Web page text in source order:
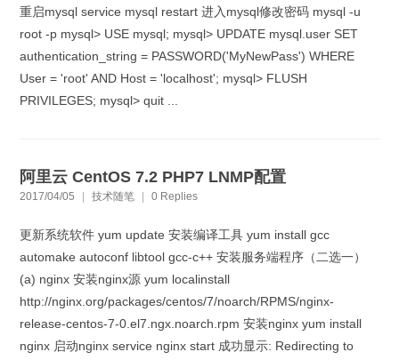
重启mysql service mysql restart 进入mysql修改密码 mysql -u
root -p mysql> USE mysql; mysql> UPDATE mysql.user SET
authentication_string = PASSWORD('MyNewPass') WHERE
User = 'root' AND Host = 'localhost'; mysql> FLUSH
PRIVILEGES; mysql> quit ...
阿里云 CentOS 7.2 PHP7 LNMP配置
2017/04/05 技术随笔 0 Replies
更新系统软件 yum update 安装编译工具 yum install gcc
automake autoconf libtool gcc-c++ 安装服务端程序（二选一）
(a) nginx 安装nginx源 yum localinstall
http://nginx.org/packages/centos/7/noarch/RPMS/nginx-
release-centos-7-0.el7.ngx.noarch.rpm 安装nginx yum install
nginx 启动nginx service nginx start 成功显示: Redirecting to